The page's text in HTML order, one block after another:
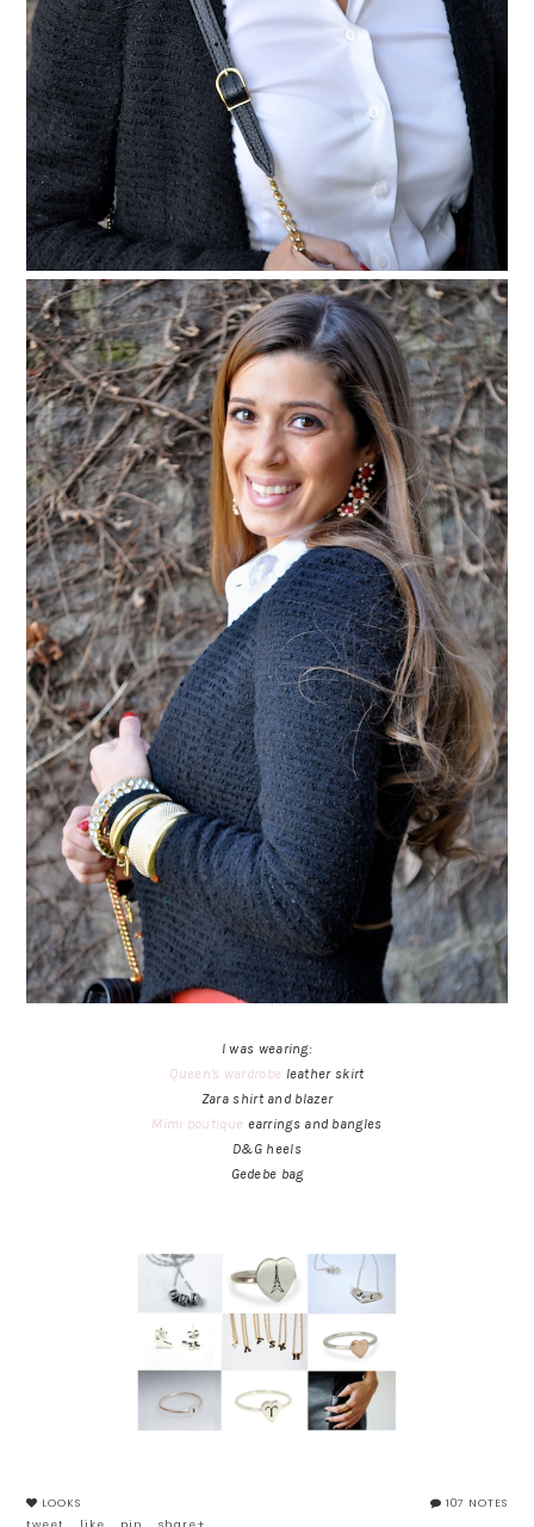
I was wearing:
Queen's wardrobe leather skirt
Zara shirt and blazer
Mimi boutique earrings and bangles
D&G heels
Gedebe bag
107 NOTES
LOOKS